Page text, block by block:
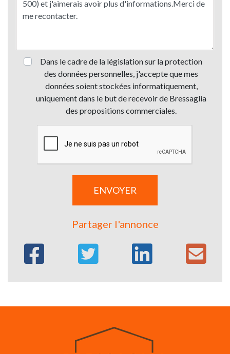
Dans le cadre de la législation sur la protection
des données personnelles, j'accepte que mes
données soient stockées informatiquement,
uniquement dans le but de recevoir de Bressaglia
des propositions commerciales.
Partager l'annonce